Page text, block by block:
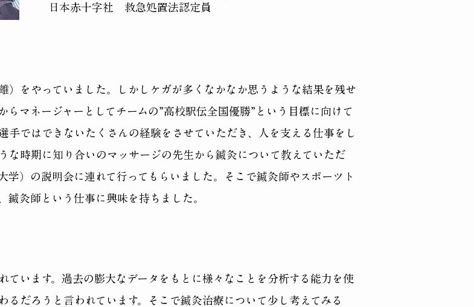
​日本赤十字社 救急処置法認定員
）をやっていました。しかしケガが多くなかなか思うような結果を残せ
らマネージャーとしてチームの”高校駅伝全国優勝”という目標に向けて
手ではできないたくさんの経験をさせていただき、人を支える仕事をし
な時期に知り合いのマッサージの先生から鍼灸について教えていただ
学）の説明会に連れて行ってもらいました。そこで鍼灸師やスポーツト
鍼灸師という仕事に興味を持ちました。
ています。過去の膨大なデータをもとに様々なことを分析する能力を使
るだろうと言われています。そこで鍼灸治療について少し考えてみる